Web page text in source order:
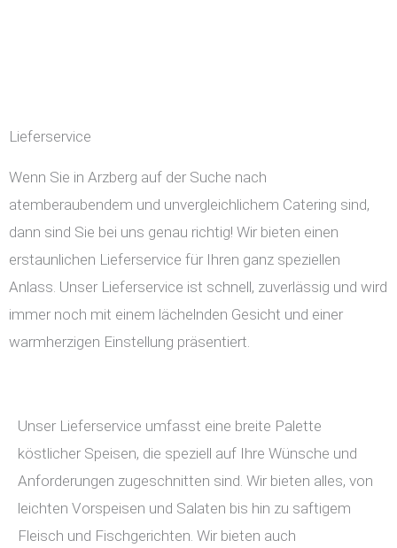
Lieferservice
Wenn Sie in Arzberg auf der Suche nach
atemberaubendem und unvergleichlichem Catering sind,
dann sind Sie bei uns genau richtig! Wir bieten einen
erstaunlichen Lieferservice für Ihren ganz speziellen
Anlass. Unser Lieferservice ist schnell, zuverlässig und wird
immer noch mit einem lächelnden Gesicht und einer
warmherzigen Einstellung präsentiert.
Unser Lieferservice umfasst eine breite Palette
köstlicher Speisen, die speziell auf Ihre Wünsche und
Anforderungen zugeschnitten sind. Wir bieten alles, von
leichten Vorspeisen und Salaten bis hin zu saftigem
Fleisch und Fischgerichten. Wir bieten auch